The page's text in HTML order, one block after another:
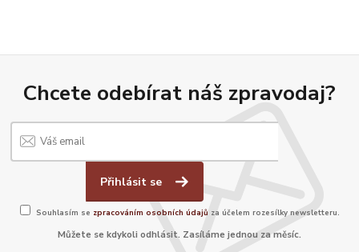
Chcete odebírat náš zpravodaj?
Přihlásit se
Souhlasím se zpracováním osobních údajů za účelem rozesílky newsletteru.
Můžete se kdykoli odhlásit. Zasíláme jednou za měsíc.